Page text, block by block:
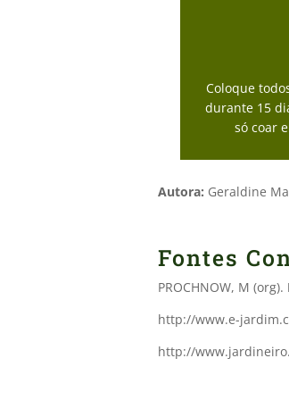
Coloque
durante 15
só coar
Autora: Geraldine
Fontes
PROCHNOW, M (org).
http://www.e-
http://